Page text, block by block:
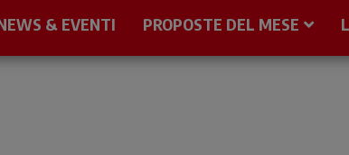
& EVENTI PROPOSTE DEL MESE